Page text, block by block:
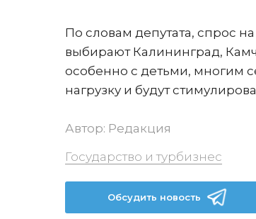
По словам депутата, спрос
выбирают Калининград,
особенно с детьми, многим
нагрузку и будут
Автор: Редакция
Государство и турбизнес
Обсудить новость